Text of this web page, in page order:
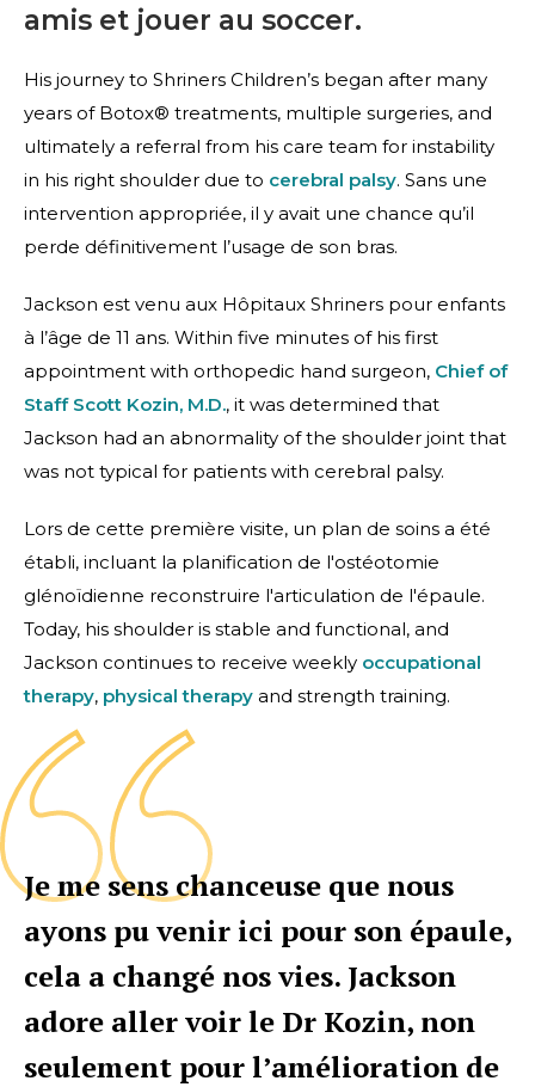
amis et jouer au soccer.
His journey to Shriners Children’s began after many
years of Botox® treatments, multiple surgeries, and
ultimately a referral from his care team for instability
in his right shoulder due to cerebral palsy. Sans une
intervention appropriée, il y avait une chance qu’il
perde définitivement l’usage de son bras.
Jackson est venu aux Hôpitaux Shriners pour enfants
à l’âge de 11 ans. Within five minutes of his first
appointment with orthopedic hand surgeon, Chief of
Staff Scott Kozin, M.D., it was determined that
Jackson had an abnormality of the shoulder joint that
was not typical for patients with cerebral palsy.
Lors de cette première visite, un plan de soins a été
établi, incluant la planification de l'ostéotomie
glénoïdienne reconstruire l'articulation de l'épaule.
Today, his shoulder is stable and functional, and
Jackson continues to receive weekly occupational
therapy, physical therapy and strength training.
Je me sens chanceuse que nous
ayons pu venir ici pour son épaule,
cela a changé nos vies. Jackson
adore aller voir le Dr Kozin, non
seulement pour l’amélioration de